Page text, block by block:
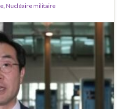
, Nucléaire militaire